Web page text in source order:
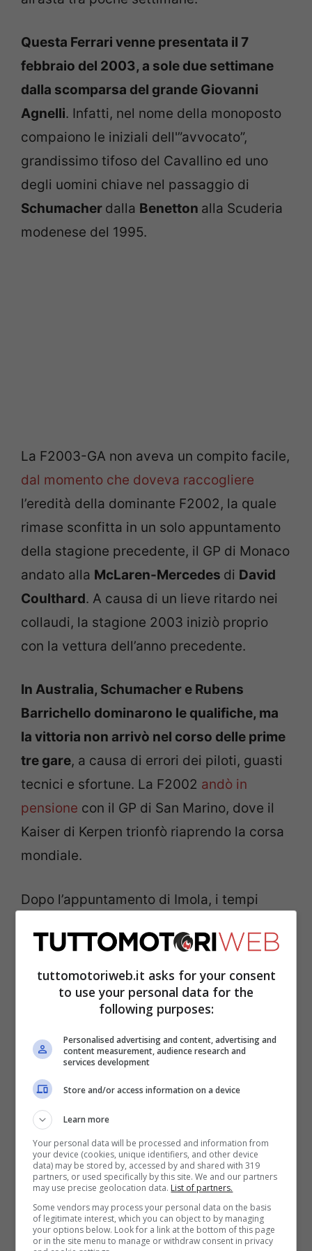
Questa Ferrari venne presentata il 7
febbraio del 2003, a sole due settimane
dalla scomparsa del grande Giovanni
Agnelli. Infatti, nel nome della monoposto
compaiono le iniziali dell'”avvocato”,
grandissimo tifoso del Cavallino ed uno
degli uomini chiave nel passaggio di
Schumacher dalla Benetton alla Scuderia
modenese del 1995.
La F2003-GA non aveva un compito facile,
dal momento che doveva raccogliere
l’eredità della dominante F2002, la quale
rimase sconfitta in un solo appuntamento
della stagione precedente, il GP di Monaco
andato alla McLaren-Mercedes di David
Coulthard. A causa di un lieve ritardo nei
collaudi, la stagione 2003 iniziò proprio
con la vettura dell’anno precedente.
In Australia, Schumacher e Rubens
Barrichello dominarono le qualifiche, ma
la vittoria non arrivò nel corso delle prime
tre gare, a causa di errori dei piloti, guasti
tecnici e sfortune. La F2002 andò in
pensione con il GP di San Marino, dove il
Kaiser di Kerpen trionfò riaprendo la corsa
mondiale.
Dopo l’appuntamento di Imola, i tempi
che avvenne in Spagna il 4 maggio. Le
differenze principali rispetto alla
progenitrice erano un motore 052 rivisto
con angolo delle bancate più ristretto,
centro di gravità della monoposto ancor
più basso e pance ben più scavate.
tuttomotoriweb.it asks for your consent
to use your personal data for the
following purposes:
Personalised advertising and content, advertising and
content measurement, audience research and
services development
Store and/or access information on a device
Learn more
Your personal data will be processed and information from
your device (cookies, unique identifiers, and other device
data) may be stored by, accessed by and shared with 319
partners, or used specifically by this site. We and our partners
may use precise geolocation data. List of partners.
Some vendors may process your personal data on the basis
of legitimate interest, which you can object to by managing
your options below. Look for a link at the bottom of this page
or in the site menu to manage or withdraw consent in privacy